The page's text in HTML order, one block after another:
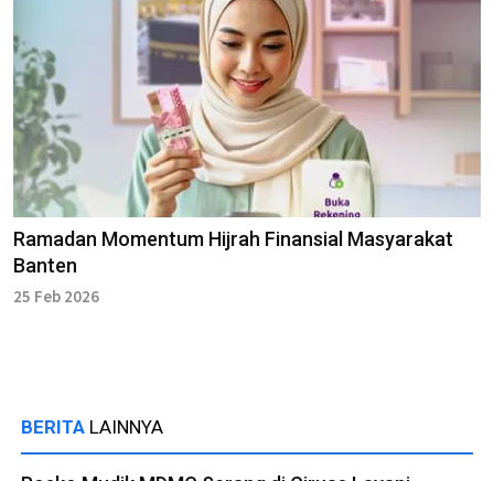
Ramadan Momentum Hijrah Finansial Masyarakat
Banten
25 Feb 2026
BERITA LAINNYA